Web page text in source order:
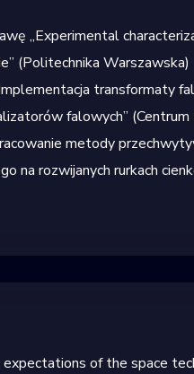
„Experimental
” (Politechnika Warszawska)
transformaty
falowych” (Centrum
metody
na rozwijanych rurkach
of the space